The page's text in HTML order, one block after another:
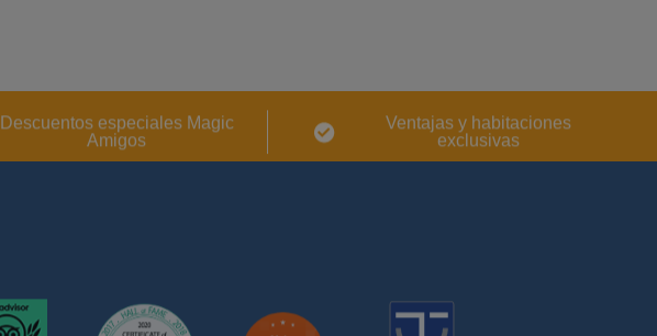
Descuentos especiales Magic
Amigos
Ventajas y habitaciones
exclusivas